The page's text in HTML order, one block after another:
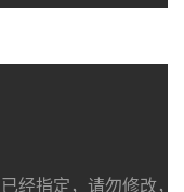
经指定，请勿修改，